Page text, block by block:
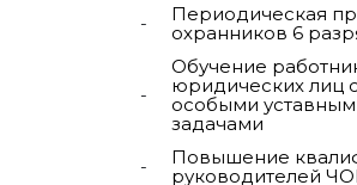
Периодическая
охранников 6
Обучение
юридических лиц с
особыми
задачами
Повышение
руководителей